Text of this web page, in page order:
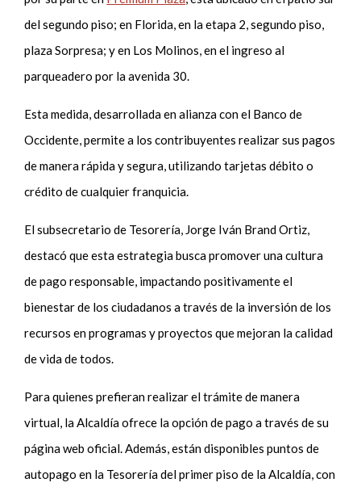
del segundo piso; en Florida, en la etapa 2, segundo piso,
plaza Sorpresa; y en Los Molinos, en el ingreso al
parqueadero por la avenida 30.
Esta medida, desarrollada en alianza con el Banco de
Occidente, permite a los contribuyentes realizar sus pagos
de manera rápida y segura, utilizando tarjetas débito o
crédito de cualquier franquicia.
El subsecretario de Tesorería, Jorge Iván Brand Ortiz,
destacó que esta estrategia busca promover una cultura
de pago responsable, impactando positivamente el
bienestar de los ciudadanos a través de la inversión de los
recursos en programas y proyectos que mejoran la calidad
de vida de todos.
Para quienes prefieran realizar el trámite de manera
virtual, la Alcaldía ofrece la opción de pago a través de su
página web oficial. Además, están disponibles puntos de
autopago en la Tesorería del primer piso de la Alcaldía, con